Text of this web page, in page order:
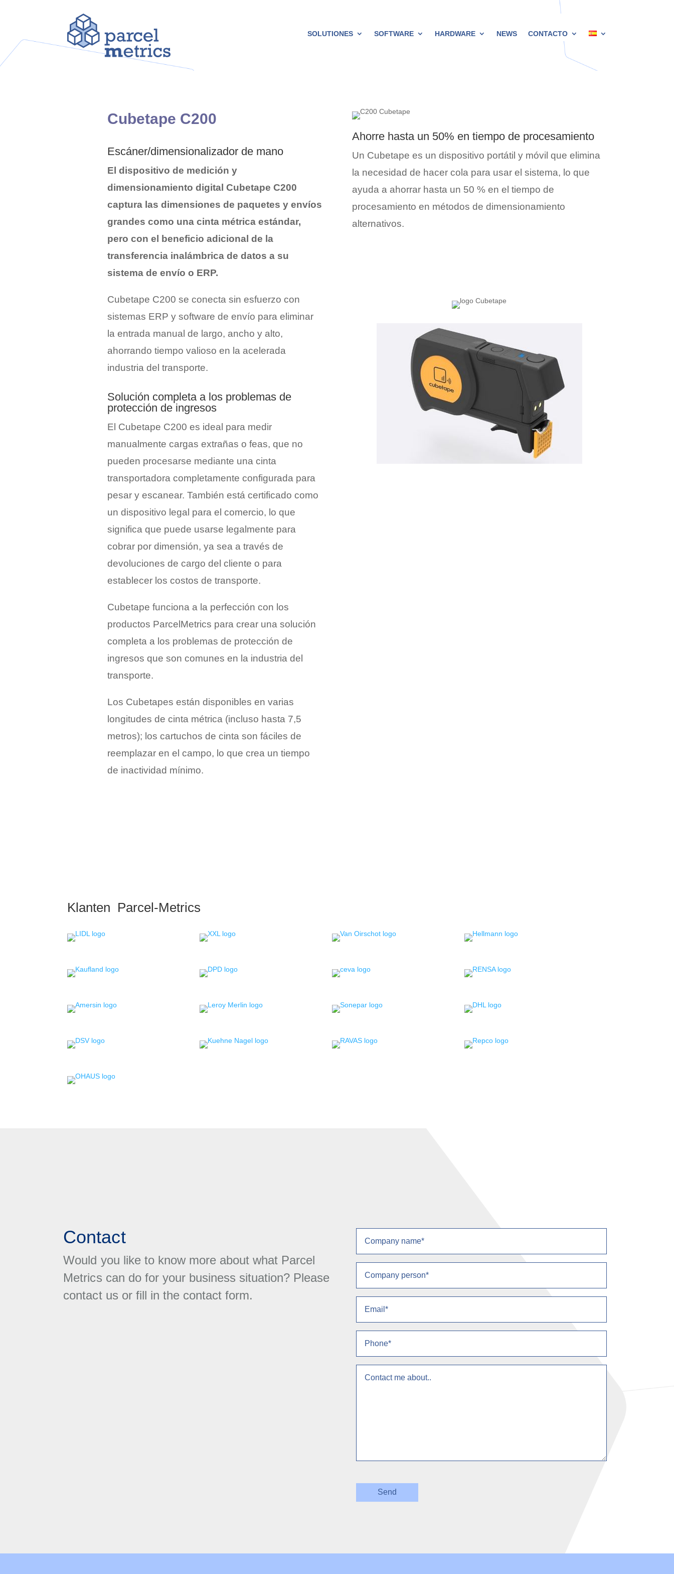
SOLUTIONES SOFTWARE HARDWARE NEWS CONTACTO
Cubetape C200
Escáner/dimensionalizador de mano
El dispositivo de medición y
dimensionamiento digital Cubetape C200
captura las dimensiones de paquetes y envíos
grandes como una cinta métrica estándar,
pero con el beneficio adicional de la
transferencia inalámbrica de datos a su
sistema de envío o ERP.
Cubetape C200 se conecta sin esfuerzo con
sistemas ERP y software de envío para eliminar
la entrada manual de largo, ancho y alto,
ahorrando tiempo valioso en la acelerada
industria del transporte.
Solución completa a los problemas de
protección de ingresos
El Cubetape C200 es ideal para medir
manualmente cargas extrañas o feas, que no
pueden procesarse mediante una cinta
transportadora completamente configurada para
pesar y escanear. También está certificado como
un dispositivo legal para el comercio, lo que
significa que puede usarse legalmente para
cobrar por dimensión, ya sea a través de
devoluciones de cargo del cliente o para
establecer los costos de transporte.
Cubetape funciona a la perfección con los
productos ParcelMetrics para crear una solución
completa a los problemas de protección de
ingresos que son comunes en la industria del
transporte.
Los Cubetapes están disponibles en varias
longitudes de cinta métrica (incluso hasta 7,5
metros); los cartuchos de cinta son fáciles de
reemplazar en el campo, lo que crea un tiempo
de inactividad mínimo.
Ahorre hasta un 50% en tiempo de procesamiento
Un Cubetape es un dispositivo portátil y móvil que elimina
la necesidad de hacer cola para usar el sistema, lo que
ayuda a ahorrar hasta un 50 % en el tiempo de
procesamiento en métodos de dimensionamiento
alternativos.
Klanten Parcel-Metrics
Contact
Would you like to know more about what Parcel
Metrics can do for your business situation? Please
contact us or fill in the contact form.
name
(Obligatorio)
person
(Obligatorio)
(Obligatorio)
(Obligatorio)